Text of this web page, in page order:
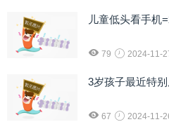
儿童低头看手机
79 2024-11-
3岁孩子最近特
67 2024-11-